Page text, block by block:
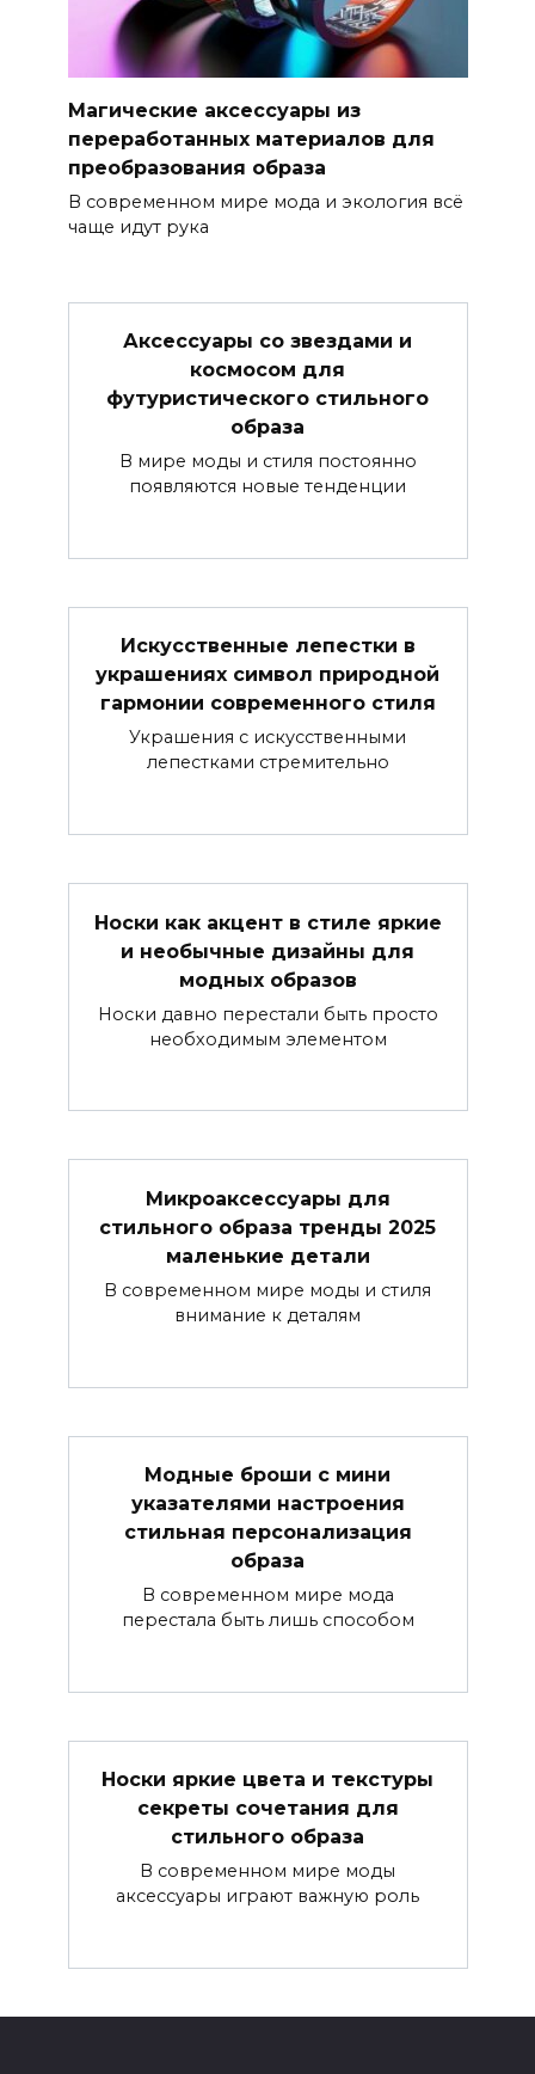
Магические аксессуары из
переработанных материалов для
преобразования образа
В современном мире мода и экология всё
чаще идут рука
Аксессуары со звездами и
космосом для
футуристического стильного
образа
В мире моды и стиля постоянно
появляются новые тенденции
Искусственные лепестки в
украшениях символ природной
гармонии современного стиля
Украшения с искусственными
лепестками стремительно
Носки как акцент в стиле яркие
и необычные дизайны для
модных образов
Носки давно перестали быть просто
необходимым элементом
Микроаксессуары для
стильного образа тренды 2025
маленькие детали
В современном мире моды и стиля
внимание к деталям
Модные броши с мини
указателями настроения
стильная персонализация
образа
В современном мире мода
перестала быть лишь способом
Носки яркие цвета и текстуры
секреты сочетания для
стильного образа
В современном мире моды
аксессуары играют важную роль